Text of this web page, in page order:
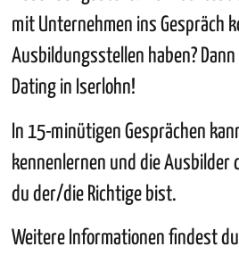
mit Unternehmen ins Gespräch
Ausbildungsstellen haben?
Dating in Iserlohn!
In 15-minütigen Gesprächen
kennenlernen und die Ausbilder
du der/die Richtige bist.
Weitere Informationen findest du